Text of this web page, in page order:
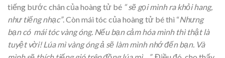
tiếng bước chân của hoàng tử bé “ sẽ gọi mình ra khỏi hang,
như tiếng nhạc”. Còn mái tóc của hoàng tử bé thì “Nhưng
bạn có mái tóc vàng óng. Nếu bạn cảm hóa mình thì thật là
tuyệt vời! Lúa mì vàng óng ả sẽ làm mình nhớ đến bạn. Và